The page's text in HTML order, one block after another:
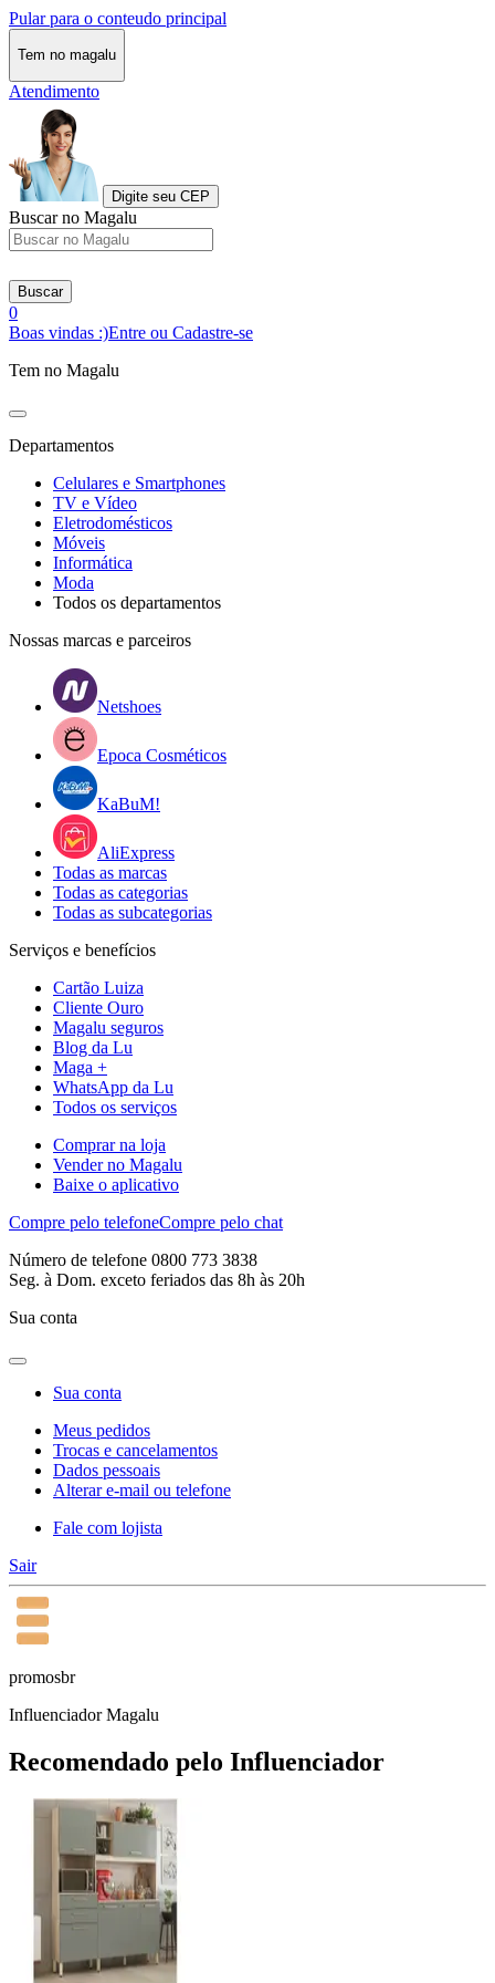
Pular para o conteudo principal
Tem no magalu
Atendimento
Digite seu CEP
Buscar no Magalu
Buscar
0
Boas vindas :)Entre ou Cadastre-se
Tem no Magalu
Departamentos
Celulares e Smartphones
TV e Vídeo
Eletrodomésticos
Móveis
Informática
Moda
Todos os departamentos
Nossas marcas e parceiros
Netshoes
Epoca Cosméticos
KaBuM!
AliExpress
Todas as marcas
Todas as categorias
Todas as subcategorias
Serviços e benefícios
Cartão Luiza
Cliente Ouro
Magalu seguros
Blog da Lu
Maga +
WhatsApp da Lu
Todos os serviços
Comprar na loja
Vender no Magalu
Baixe o aplicativo
Compre pelo telefoneCompre pelo chat
Número de telefone 0800 773 3838
Seg. à Dom. exceto feriados das 8h às 20h
Sua conta
Sua conta
Meus pedidos
Trocas e cancelamentos
Dados pessoais
Alterar e-mail ou telefone
Fale com lojista
Sair
promosbr
Influenciador Magalu
Recomendado pelo Influenciador